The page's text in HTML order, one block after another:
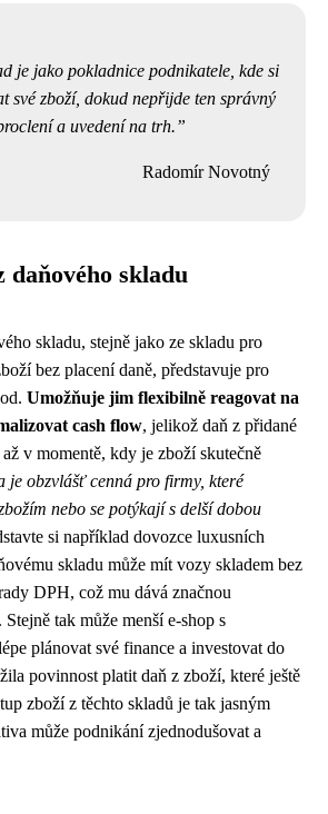
je jako pokladnice podnikatele, kde si
své zboží, dokud nepřijde ten správný
a uvedení na trh.
Radomír Novotný
daňového skladu
skladu, stejně jako ze skladu pro
bez placení daně, představuje pro
Umožňuje jim flexibilně reagovat na
cash flow, jelikož daň z přidané
v momentě, kdy je zboží skutečně
je obzvlášť cenná pro firmy, které
nebo se potýkají s delší dobou
si například dovozce luxusních
skladu může mít vozy skladem bez
DPH, což mu dává značnou
tak může menší e-shop s
plánovat své finance a investovat do
povinnost platit daň z zboží, které ještě
zboží z těchto skladů je tak jasným
může podnikání zjednodušovat a